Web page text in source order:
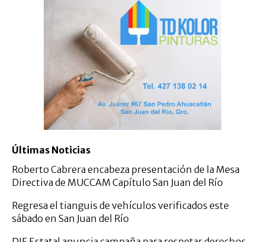
Últimas Noticias
Roberto Cabrera encabeza presentación de la Mesa
Directiva de MUCCAM Capítulo San Juan del Río
Regresa el tianguis de vehículos verificados este
sábado en San Juan del Río